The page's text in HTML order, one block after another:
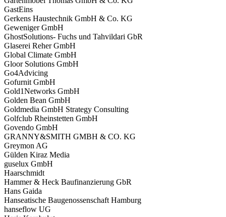
GastEins
Gerkens Haustechnik GmbH & Co. KG
Geweniger GmbH
GhostSolutions- Fuchs und Tahvildari GbR
Glaserei Reher GmbH
Global Climate GmbH
Gloor Solutions GmbH
Go4Advicing
Gofurnit GmbH
Gold1Networks GmbH
Golden Bean GmbH
Goldmedia GmbH Strategy Consulting
Golfclub Rheinstetten GmbH
Govendo GmbH
GRANNY&SMITH GMBH & CO. KG
Greymon AG
Gülden Kiraz Media
guselux GmbH
Haarschmidt
Hammer & Heck Baufinanzierung GbR
Hans Gaida
Hanseatische Baugenossenschaft Hamburg
hanseflow UG